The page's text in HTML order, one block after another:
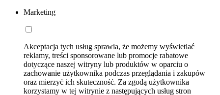
Marketing
Akceptacja tych usług sprawia, że możemy wyświetlać
reklamy, treści sponsorowane lub promocje rabatowe
dotyczące naszej witryny lub produktów w oparciu o
zachowanie użytkownika podczas przeglądania i zakupów
oraz mierzyć ich skuteczność. Za zgodą użytkownika
korzystamy w tej witrynie z następujących usług stron